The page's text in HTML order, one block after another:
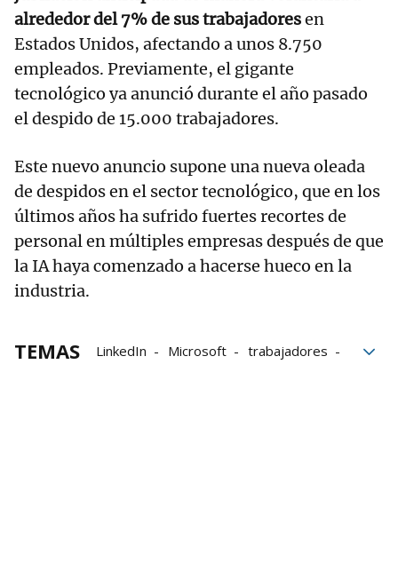
alrededor del 7% de sus trabajadoresen
Estados Unidos, afectando a unos 8.750
empleados. Previamente, el gigante
tecnológico ya anunció durante el año pasado
el despido de 15.000 trabajadores.
Este nuevo anuncio supone una nueva oleada
de despidos en el sector tecnológico, que en los
últimos años ha sufrido fuertes recortes de
personal en múltiples empresas después de que
la IA haya comenzado a hacerse hueco en la
industria.
TEMAS LinkedIn Microsoft
trabajadores